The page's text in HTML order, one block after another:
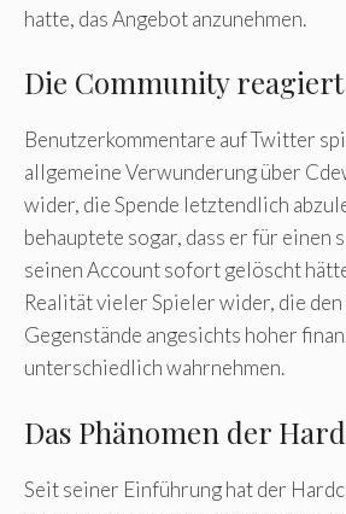
hatte, das Angebot anzunehmen.
Die Community reagiert
Benutzerkommentare auf Twitter
allgemeine Verwunderung über
wider, die Spende letztendlich
behauptete sogar, dass er für einen
seinen Account sofort gelöscht
Realität vieler Spieler wider, die
Gegenstände angesichts hoher
unterschiedlich wahrnehmen.
Das Phänomen der
Seit seiner Einführung hat der